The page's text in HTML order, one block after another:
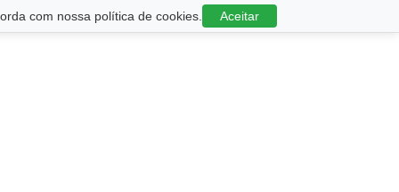
com nossa política de cookies. Aceitar